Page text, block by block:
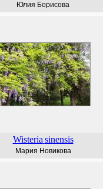
Юлия Борисова
Wisteria sinensis
Мария Новикова